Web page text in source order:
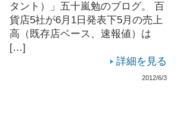
タント）」五十嵐勉のブログ。 百
貨店5社が6月1日発表下5月の売上
高（既存店ベース、速報値）は
[…]
詳細を見る
2012/6/3